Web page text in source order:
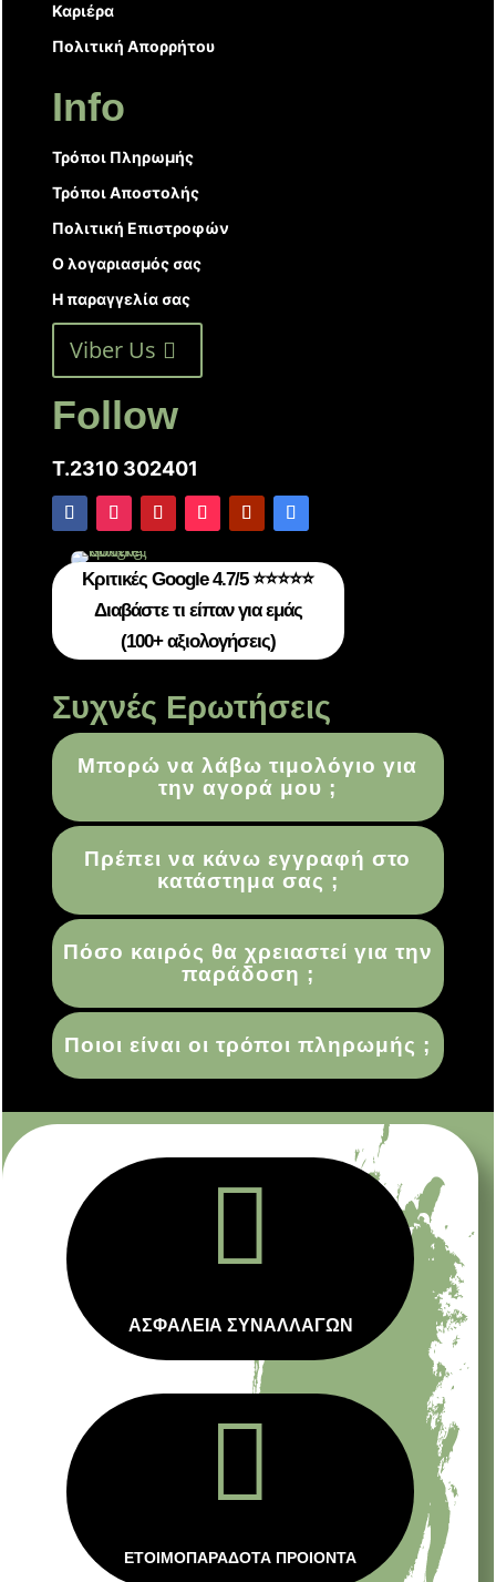
Καριέρα
Πολιτική Απορρήτου
Info
Τρόποι Πληρωμής
Τρόποι Αποστολής
Πολιτική Επιστροφών
Ο λογαριασμός σας
Η παραγγελία σας
Viber Us
Follow
T.2310 302401
Κριτικές Google 4.7/5 ⭐⭐⭐⭐⭐
Διαβάστε τι είπαν για εμάς
(100+ αξιολογήσεις)
Συχνές Ερωτήσεις
Μπορώ να λάβω τιμολόγιο για
την αγορά μου ;
Πρέπει να κάνω εγγραφή στο
κατάστημα σας ;
Πόσο καιρός θα χρειαστεί για την
παράδοση ;
Ποιοι είναι οι τρόποι πληρωμής ;

ΑΣΦΑΛΕΙΑ ΣΥΝΑΛΛΑΓΩΝ

ΕΤΟΙΜΟΠΑΡΑΔΟΤΑ ΠΡΟΙΟΝΤΑ